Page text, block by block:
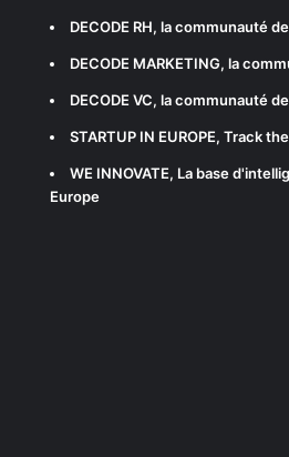
DECODE RH, la communauté
DECODE MARKETING, la
DECODE VC, la communauté
STARTUP IN EUROPE, Track
WE INNOVATE, La base
Europe